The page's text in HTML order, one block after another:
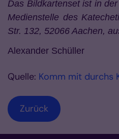
Das Bildkartenset ist in
Medienstelle des
Str. 132, 52066 Aachen,
Alexander Schüller
Quelle: Komm mit durchs
Zurück